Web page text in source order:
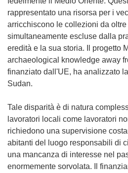
rappresentato una risorsa per i
arricchiscono le collezioni da
simultaneamente escluse dalla
eredità e la sua storia. Il progetto
archaeological knowledge away
finanziato dall'UE, ha analizzato
Sudan.
Tale disparità è di natura
lavoratori locali come lavoratori
richiedono una supervisione
abitanti del luogo responsabili di
una mancanza di interesse nel
enormemente sorvolata. Il